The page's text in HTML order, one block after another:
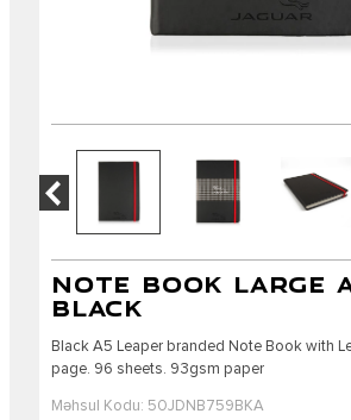
NOTE BOOK LARGE
BLACK
Black A5 Leaper branded Note Book with
page. 96 sheets. 93gsm paper
Məhsul Kodu: 50JDNB759BKA